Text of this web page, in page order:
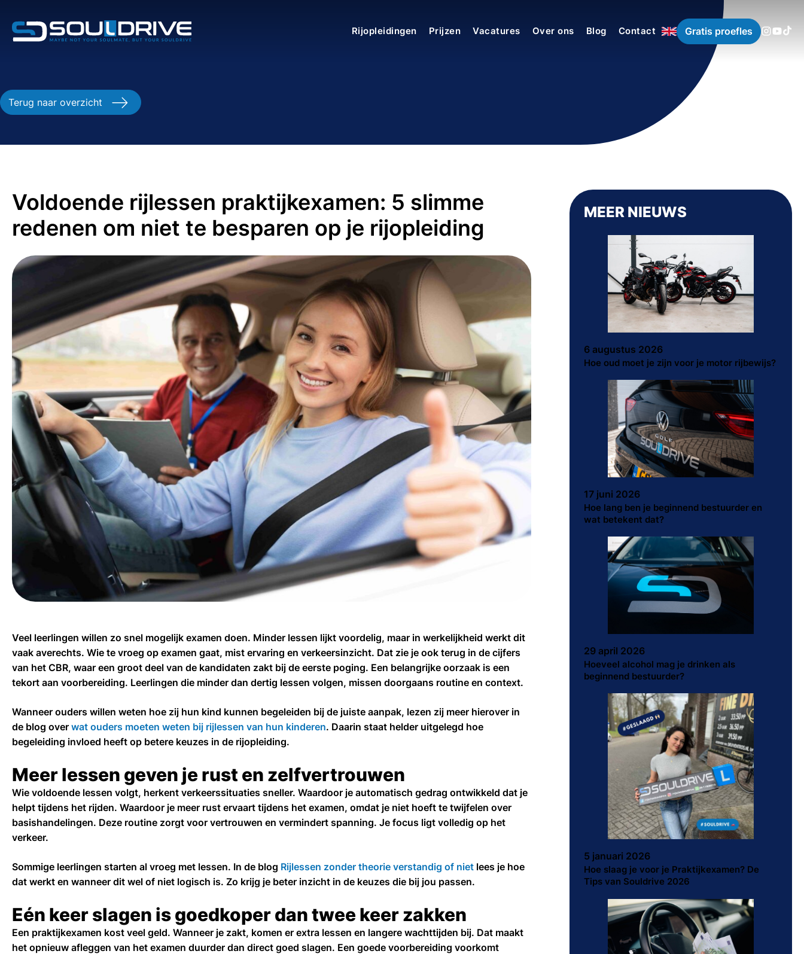
Rijopleidingen Prijzen Vacatures Over ons Blog Contact Gratis proefles
Terug naar overzicht
Voldoende rijlessen praktijkexamen: 5 slimme
redenen om niet te besparen op je rijopleiding
Veel leerlingen willen zo snel mogelijk examen doen. Minder lessen lijkt voordelig, maar in werkelijkheid werkt dit
vaak averechts. Wie te vroeg op examen gaat, mist ervaring en verkeersinzicht. Dat zie je ook terug in de cijfers
van het CBR, waar een groot deel van de kandidaten zakt bij de eerste poging. Een belangrijke oorzaak is een
tekort aan voorbereiding. Leerlingen die minder dan dertig lessen volgen, missen doorgaans routine en context.
Wanneer ouders willen weten hoe zij hun kind kunnen begeleiden bij de juiste aanpak, lezen zij meer hierover in
de blog over wat ouders moeten weten bij rijlessen van hun kinderen. Daarin staat helder uitgelegd hoe
begeleiding invloed heeft op betere keuzes in de rijopleiding.
Meer lessen geven je rust en zelfvertrouwen
Wie voldoende lessen volgt, herkent verkeerssituaties sneller. Waardoor je automatisch gedrag ontwikkeld dat je
helpt tijdens het rijden. Waardoor je meer rust ervaart tijdens het examen, omdat je niet hoeft te twijfelen over
basishandelingen. Deze routine zorgt voor vertrouwen en vermindert spanning. Je focus ligt volledig op het
verkeer.
Sommige leerlingen starten al vroeg met lessen. In de blog Rijlessen zonder theorie verstandig of niet lees je hoe
dat werkt en wanneer dit wel of niet logisch is. Zo krijg je beter inzicht in de keuzes die bij jou passen.
Eén keer slagen is goedkoper dan twee keer zakken
Een praktijkexamen kost veel geld. Wanneer je zakt, komen er extra lessen en langere wachttijden bij. Dat maakt
het opnieuw afleggen van het examen duurder dan direct goed slagen. Een goede voorbereiding voorkomt
MEER NIEUWS
6 augustus 2026
Hoe oud moet je zijn voor je motor rijbewijs?
17 juni 2026
Hoe lang ben je beginnend bestuurder en
wat betekent dat?
29 april 2026
Hoeveel alcohol mag je drinken als
beginnend bestuurder?
5 januari 2026
Hoe slaag je voor je Praktijkexamen? De
Tips van Souldrive 2026